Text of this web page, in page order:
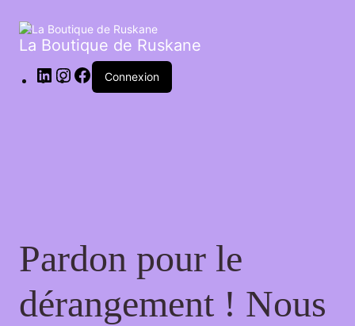
La Boutique de Ruskane
Connexion
Pardon pour le
dérangement ! Nous